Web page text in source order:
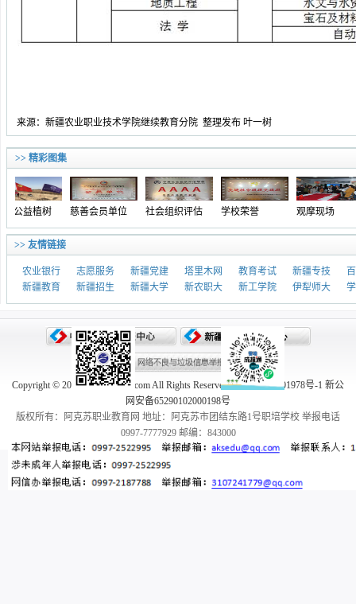
来源：新疆农业职业技术学院继续教育分院 整理发布 叶一树
>> 精彩图集
益植树 慈善会员单位 社会组织评估 学校荣誉 观摩现场
>> 友情链接
农业银行 志愿服务 新疆党建 塔里木网 教育考试 新疆专技
新疆教育
新疆招生 新疆大学 新农职大 新工学院 伊犁师大
Copyright © 2005-2026 aksedu.com All Rights Reserved. 新ICP备10001978号-1 新公
网安备65290102000198号
版权所有：阿克苏职业教育网 地址：阿克苏市团结东路1号职培学校 举报电话
0997-7777929 邮编：843000